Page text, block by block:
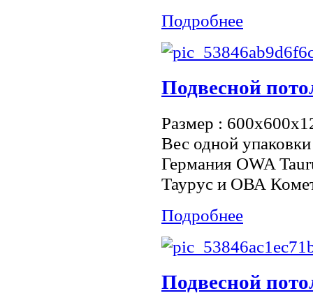
Подробнее
Подвесной
Размер :
Вес одной
Германия OWA
Таурус и ОВА
Подробнее
Подвесной